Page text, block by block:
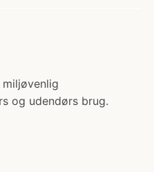
miljøvenlig
og udendørs brug.